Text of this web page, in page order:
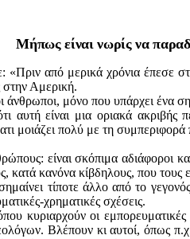
Μήπως είναι νωρίς να
από μερικά χρόνια έπεσε
στην Αμερική.
άνθρωποι, μόνο που υπάρχει ένα
είναι μια οριακά
μοιάζει πολύ με τη συμπεριφορά
είναι σκόπιμα αδιάφοροι
κατά κανόνα κίβδηλους, που τους
τίποτε άλλο από το
χρηματικές σχέσεις.
κυριαρχούν οι
Βλέπουν κι αυτοί, όπως